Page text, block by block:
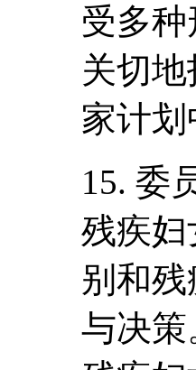
受多
关切
家计
15. 委
残疾
别和
与决